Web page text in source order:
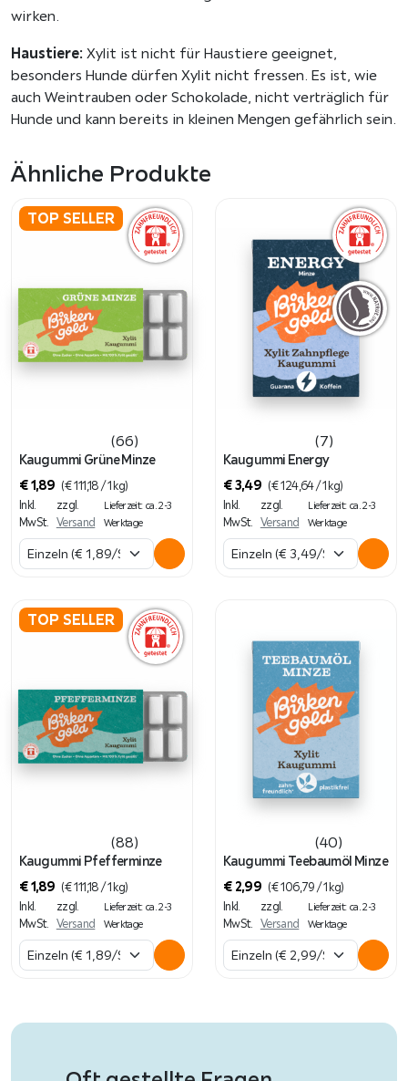
wirken.
Haustiere: Xylit ist nicht für Haustiere geeignet,
besonders Hunde dürfen Xylit nicht fressen. Es ist, wie
auch Weintrauben oder Schokolade, nicht verträglich für
Hunde und kann bereits in kleinen Mengen gefährlich sein.
Ähnliche Produkte
TOP SELLER
(66)
Kaugummi Grüne Minze
€1,89 (€111,18 / 1 kg)
Inkl.
MwSt.
zzgl.
Versand
Lieferzeit: ca. 2-3
Werktage
(7)
Kaugummi Energy
€3,49 (€124,64/ 1 kg)
Inkl.
MwSt.
zzgl.
Versand
Lieferzeit: ca. 2-3
Werktage
TOP SELLER
(88)
Kaugummi Pfefferminze
€1,89 (€111,18 / 1 kg)
Inkl.
MwSt.
zzgl.
Versand
Lieferzeit: ca. 2-3
Werktage
(40)
Kaugummi Teebaumöl Minze
€ 2,99 (€106,79 / 1 kg)
Inkl.
MwSt.
zzgl.
Versand
Lieferzeit: ca. 2-3
Werktage